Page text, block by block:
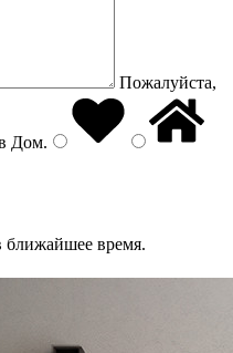
Пожалуйста,
Дом.
время.